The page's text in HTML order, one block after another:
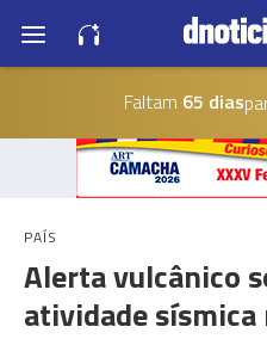
Faltam 65 dias
PAÍS
Alerta vulcânico
atividade sísmica